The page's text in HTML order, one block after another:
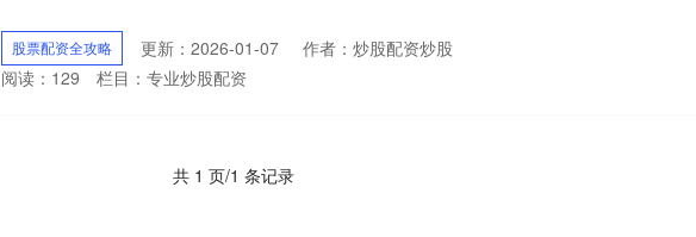
股票配资全攻略 更新：2026-01-07
作者：炒股配资炒股
阅读： 129 栏目： 专业炒股配资
共 1 页/1 条记录